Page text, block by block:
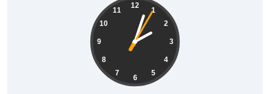
12
1
2
3
4
5
6
7
8
9
10
11